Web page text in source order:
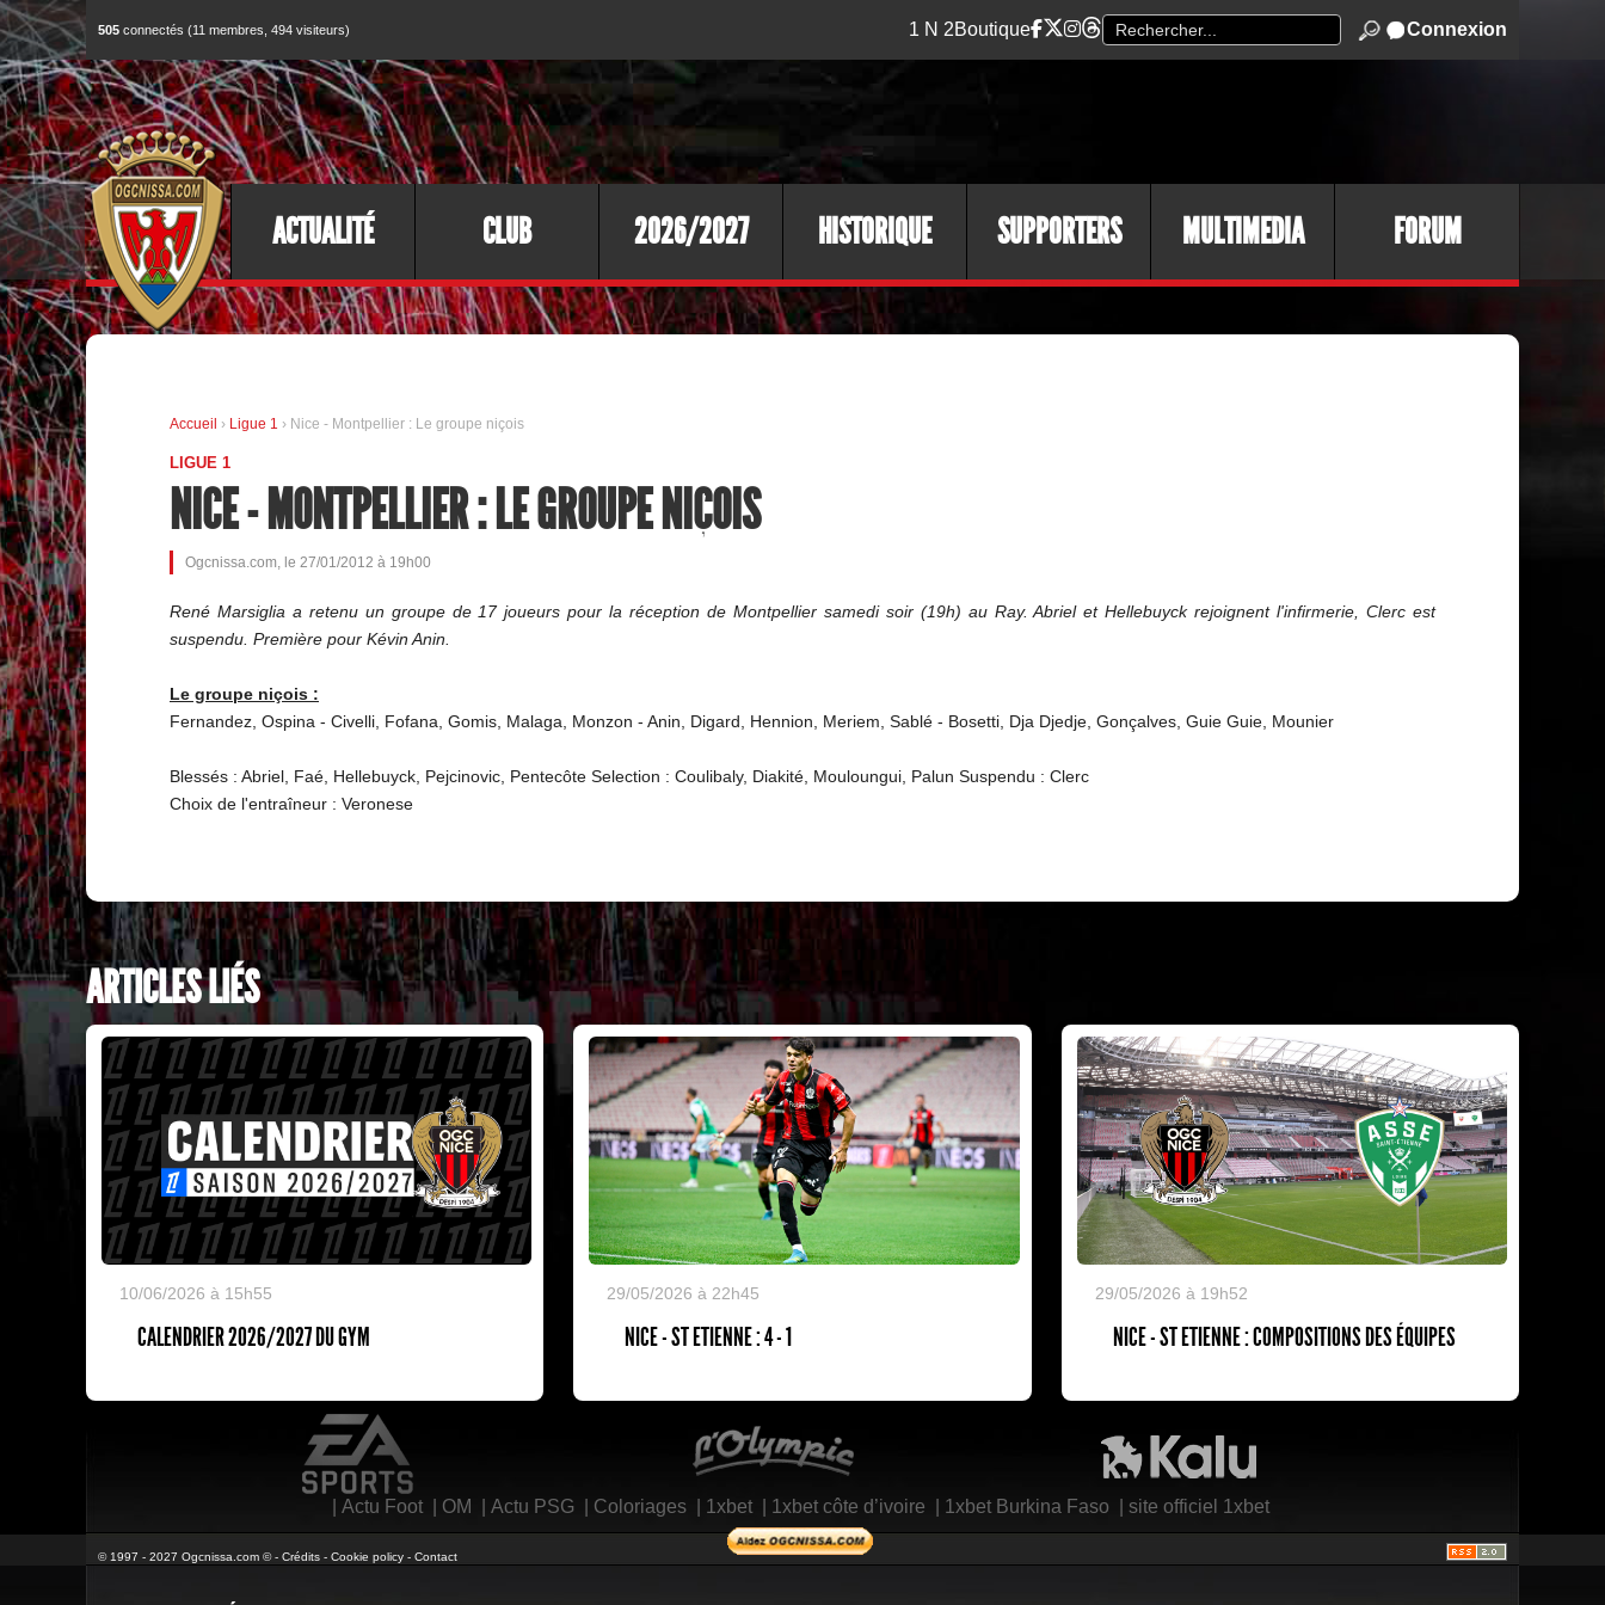
505 connectés (11 membres, 494 visiteurs) 1 N 2Boutique Connexion
ACTUALITÉ CLUB 2026/2027 HISTORIQUE SUPPORTERS MULTIMEDIA FORUM
Accueil › Ligue 1 › Nice - Montpellier : Le groupe niçois
LIGUE 1
NICE - MONTPELLIER : LE GROUPE NIÇOIS
Ogcnissa.com, le 27/01/2012 à 19h00
René Marsiglia a retenu un groupe de 17 joueurs pour la réception de Montpellier samedi soir (19h) au Ray. Abriel et Hellebuyck rejoignent l'infirmerie, Clerc est
suspendu. Première pour Kévin Anin.
Le groupe niçois :
Fernandez, Ospina - Civelli, Fofana, Gomis, Malaga, Monzon - Anin, Digard, Hennion, Meriem, Sablé - Bosetti, Dja Djedje, Gonçalves, Guie Guie, Mounier
Blessés : Abriel, Faé, Hellebuyck, Pejcinovic, Pentecôte Selection : Coulibaly, Diakité, Mouloungui, Palun Suspendu : Clerc
Choix de l'entraîneur : Veronese
ARTICLES LIÉS
10/06/2026 à 15h55
CALENDRIER 2026/2027 DU GYM
29/05/2026 à 22h45
NICE - ST ETIENNE : 4 - 1
29/05/2026 à 19h52
NICE - ST ETIENNE : COMPOSITIONS DES ÉQUIPES
Actu Foot| OM Actu PSG| Coloriages| 1xbet| 1xbet côte d’ivoire 1xbet Burkina Faso site officiel 1xbet
© 1997 - 2027 Ogcnissa.com © - Crédits - Cookie policy - Contact